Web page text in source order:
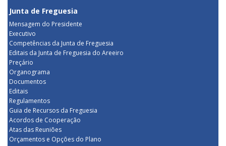
Junta de Freguesia
Mensagem do Presidente
Executivo
Competências da Junta de Freguesia
Editais da Junta de Freguesia do Areeiro
Preçário
Organograma
Documentos
Editais
Regulamentos
Guia de Recursos da Freguesia
Acordos de Cooperação
Atas das Reuniões
Orçamentos e Opções do Plano